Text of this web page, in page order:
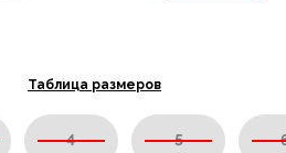
Таблица размеров
4 5